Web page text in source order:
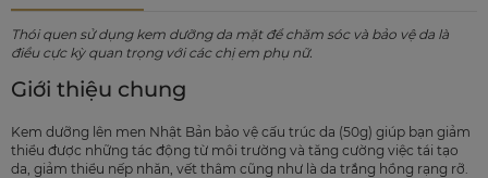
Thói quen sử dụng kem dưỡng da mặt để chăm sóc và bảo vệ da là
điều cực kỳ quan trọng với các chị em phụ nữ.
Giới thiệu chung
Kem dưỡng lên men Nhật Bản bảo vệ cấu trúc da (50g) giúp bạn giảm
thiểu được những tác động từ môi trường và tăng cường việc tái tạo
da, giảm thiểu nếp nhăn, vết thâm cũng như là da trắng hồng rạng rỡ.